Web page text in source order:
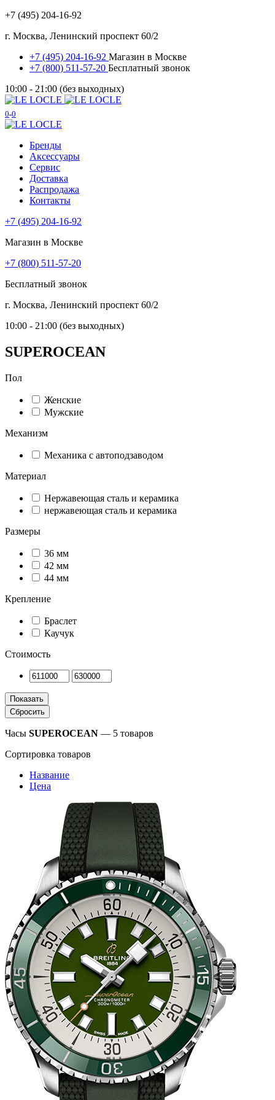
+7 (495) 204-16-92
г. Москва, Ленинский проспект 60/2
+7 (495) 204-16-92 Магазин в Москве
+7 (800) 511-57-20 Бесплатный звонок
10:00 - 21:00 (без выходных)
0 0
Бренды
Аксессуары
Сервис
Доставка
Распродажа
Контакты
+7 (495) 204-16-92
Магазин в Москве
+7 (800) 511-57-20
Бесплатный звонок
г. Москва, Ленинский проспект 60/2
10:00 - 21:00 (без выходных)
SUPEROCEAN
Пол
Женские
Мужские
Механизм
Механика с автоподзаводом
Материал
Нержавеющая сталь и керамика
нержавеющая сталь и керамика
Размеры
36 мм
42 мм
44 мм
Крепление
Браслет
Каучук
Стоимость
Часы SUPEROCEAN — 5 товаров
Сортировка товаров
Название
Цена